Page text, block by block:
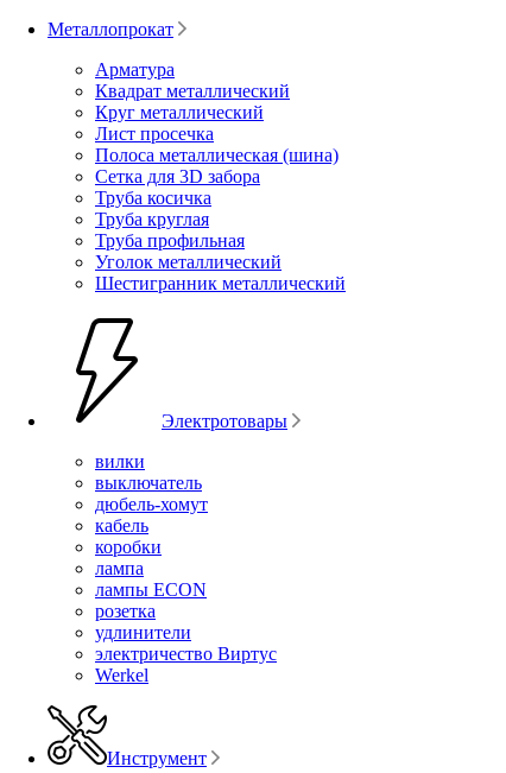
Металлопрокат
Арматура
Квадрат металлический
Круг металлический
Лист просечка
Полоса металлическая (шина)
Сетка для 3D забора
Труба косичка
Труба круглая
Труба профильная
Уголок металлический
Шестигранник металлический
Электротовары
вилки
выключатель
дюбель-хомут
кабель
коробки
лампа
лампы ECON
розетка
удлинители
электричество Виртус
Werkel
Инструмент